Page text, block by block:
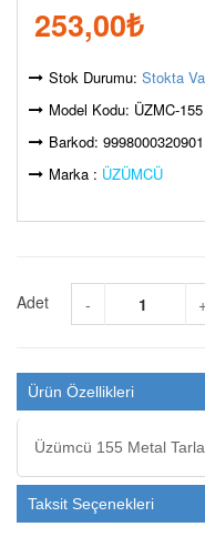
253,00₺
Stok Durumu: Stokta
Model Kodu: ÜZMC-155
Barkod: 9998000320901
Marka : ÜZÜMCÜ
Adet -
Ürün Özellikleri
Üzümcü 155 Metal
Taksit Seçenekleri